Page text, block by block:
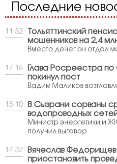
Последние
11:52
Тольяттинский
мошенников на 2,4
Вместо денег он отдал
17:16
Глава Росреестра
покинул пост
Вадим Маликов
15:10
В Сызрани сорваны
водопроводных
Министр энергетики и
получил выговор
14:32
Вячеслав
приостановить